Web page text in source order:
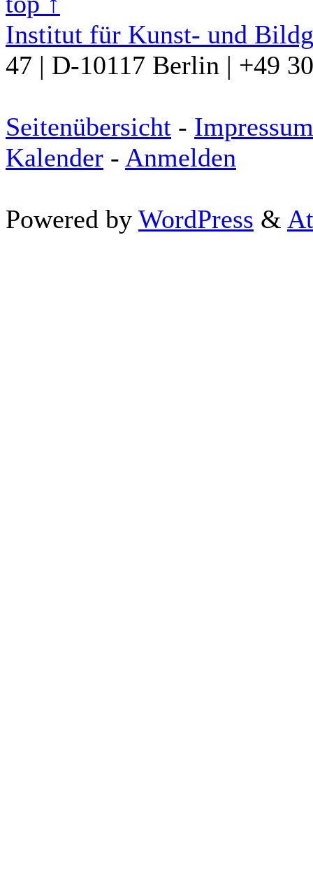
Institut für Kunst- und
47 | D-10117 Berlin | +49
Seitenübersicht - Impressum
Kalender - Anmelden
Powered by WordPress &